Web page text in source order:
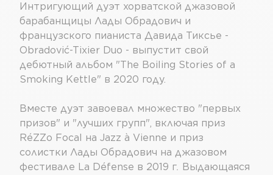
Интригующий дуэт хорватской джазовой
барабанщицы Лады Обрадович и
французского пианиста Давида Тиксье -
Obradović-Tixier Duo - выпустит свой
дебютный альбом "The Boiling Stories of a
Smoking Kettle" в 2020 году.
Вместе дуэт завоевал множество "первых
призов" и "лучших групп", включая приз
RéZZo Focal на Jazz à Vienne и приз
солистки Лады Обрадович на джазовом
фестивале La Défense в 2019 г. Выдающаяся